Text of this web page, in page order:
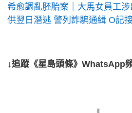
希愈調亂胚胎案｜大馬女員工
供翌日潛逃 警列詐騙通緝 O記
↓追蹤《星島頭條》WhatsApp